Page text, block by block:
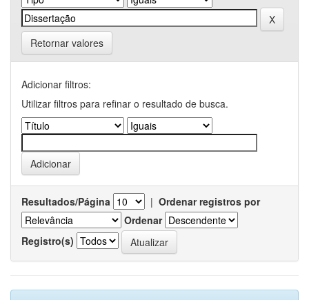
Retornar valores
Adicionar filtros:
Utilizar filtros para refinar o resultado de busca.
Resultados/Página | Ordenar registros por
Ordenar
Registro(s)